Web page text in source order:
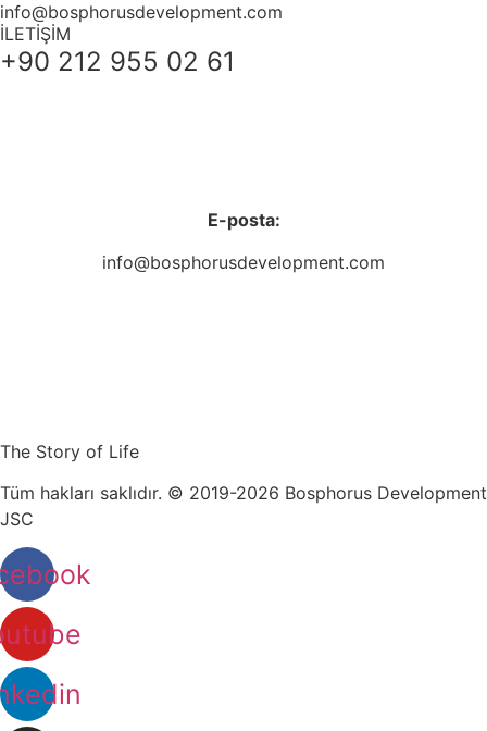
info@bosphorusdevelopment.com
İLETİŞİM
+90 212 955 02 61
E-posta:
info@bosphorusdevelopment.com
The Story of Life
Tüm hakları saklıdır. © 2019-2026 Bosphorus Development
JSC